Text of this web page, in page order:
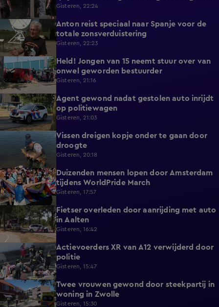
zicht op hulp
Gisteren, 22:24
1:42
Anton reist speciaal naar Spanje voor de
totale zonsverduistering
Gisteren, 22:23
0:30
Held! Jongen van 15 neemt stuur over van
onwel geworden bestuurder
Gisteren, 21:16
0:32
Agent gewond nadat gestolen auto inrijdt
op politiewagen
Gisteren, 21:03
1:20
Vissen dreigen kopje onder te gaan door
droogte
Gisteren, 20:18
0:31
Duizenden mensen lopen door Amsterdam
tijdens WorldPride March
Gisteren, 17:57
0:32
Fietser overleden door aanrijding met auto
in Aalten
Gisteren, 16:42
0:39
Actievoerders XR van A12 verwijderd door
politie
Gisteren, 15:47
0:45
Twee vrouwen gewond door steekpartij in
woning in Zwolle
Gisteren, 15:30